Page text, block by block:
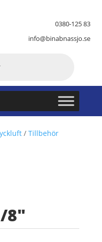
0380-125 83
info@binabnassjo.se
/ Tillbehör
8″